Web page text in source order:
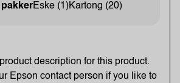
pakkerEske (1)Kartong (20)
description for this product.
Epson contact person if you like to